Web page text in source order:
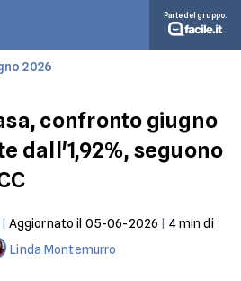
Parte del gruppo:
2026
confronto giugno
dall'1,92%, seguono
Aggiornato il 05-06-2026 4min di
Linda Montemurro